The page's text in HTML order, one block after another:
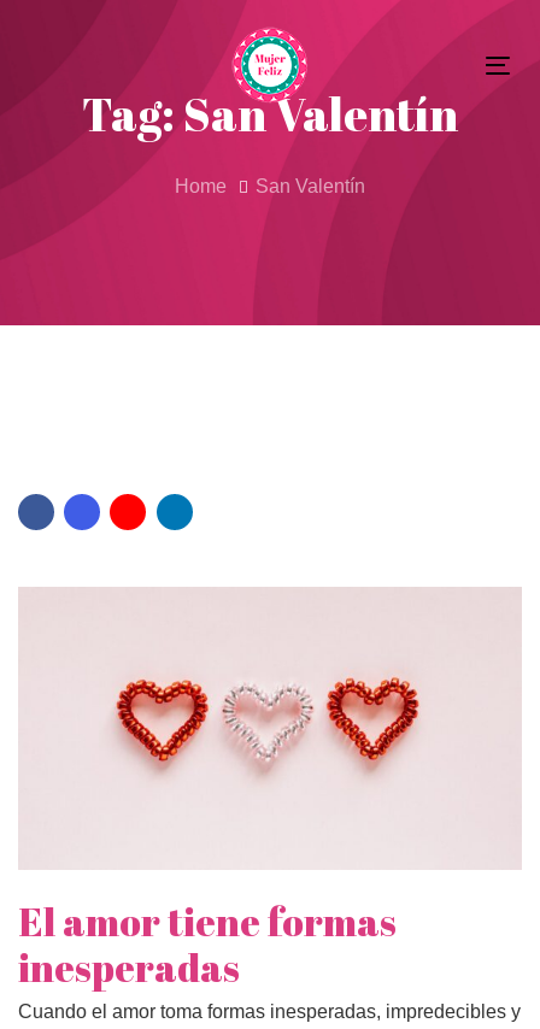
links
navigationTag: San Valentín
Home San Valentín
El amor tiene formas
inesperadas
Cuando el amor toma formas inesperadas, impredecibles y